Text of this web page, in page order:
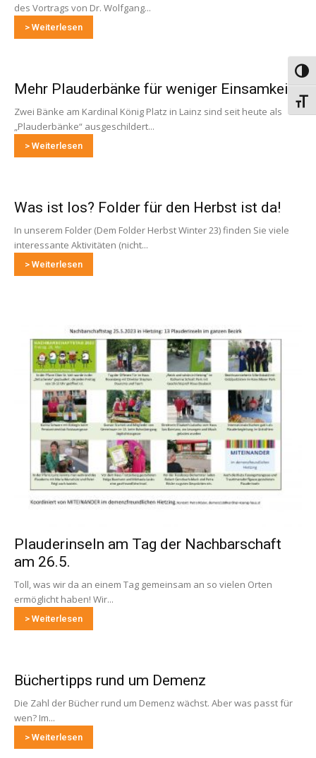
des Vortrags von Dr. Wolfgang...
> Weiterlesen
Mehr Plauderbänke für weniger Einsamkeit
Zwei Bänke am Kardinal König Platz in Lainz sind seit heute als
„Plauderbänke“ ausgeschildert...
> Weiterlesen
Was ist los? Folder für den Herbst ist da!
In unserem Folder (Dem Folder Herbst Winter 23) finden Sie viele
interessante Aktivitäten (nicht...
> Weiterlesen
Plauderinseln am Tag der Nachbarschaft
am 26.5.
Toll, was wir da an einem Tag gemeinsam an so vielen Orten
ermöglicht haben! Wir...
> Weiterlesen
Büchertipps rund um Demenz
Die Zahl der Bücher rund um Demenz wächst. Aber was passt für
wen? Im...
> Weiterlesen